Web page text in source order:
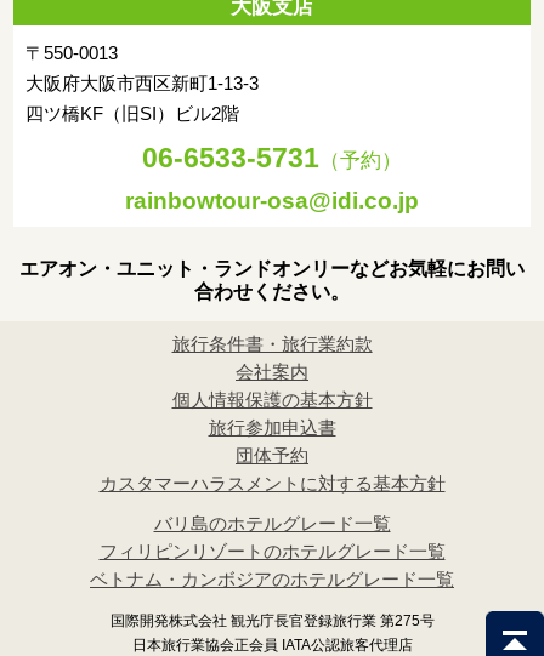
大阪支店
〒550-0013
大阪府大阪市西区新町1-13-3
四ツ橋KF（旧SI）ビル2階
06-6533-5731 （予約）
rainbowtour-osa@idi.co.jp
エアオン・ユニット・ランドオンリーなどお気軽にお問い
合わせください。
旅行条件書・旅行業約款
会社案内
個人情報保護の基本方針
旅行参加申込書
団体予約
カスタマーハラスメントに対する基本方針
バリ島のホテルグレード一覧
フィリピンリゾートのホテルグレード一覧
ベトナム・カンボジアのホテルグレード一覧
国際開発株式会社 観光庁長官登録旅行業 第275号
日本旅行業協会正会員 IATA公認旅客代理店